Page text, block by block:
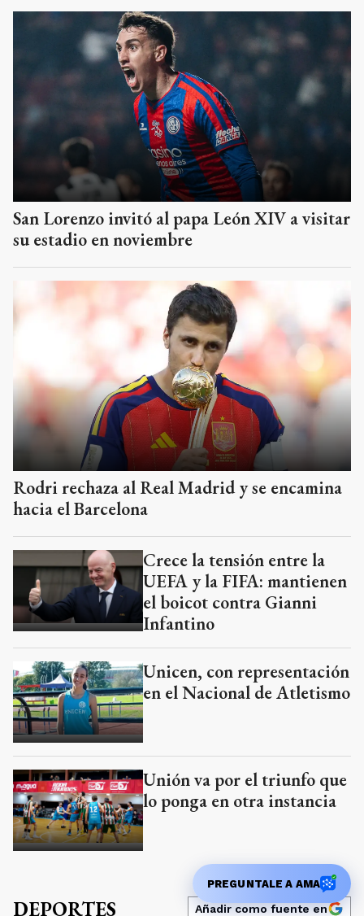
San Lorenzo invitó al papa León XIV a visitar
su estadio en noviembre
Rodri rechaza al Real Madrid y se encamina
hacia el Barcelona
Crece la tensión entre la
UEFA y la FIFA: mantienen
el boicot contra Gianni
Infantino
Unicen, con representación
en el Nacional de Atletismo
Unión va por el triunfo que
lo ponga en otra instancia
DEPORTES Añadir como fuente en
PREGUNTALE A AMA